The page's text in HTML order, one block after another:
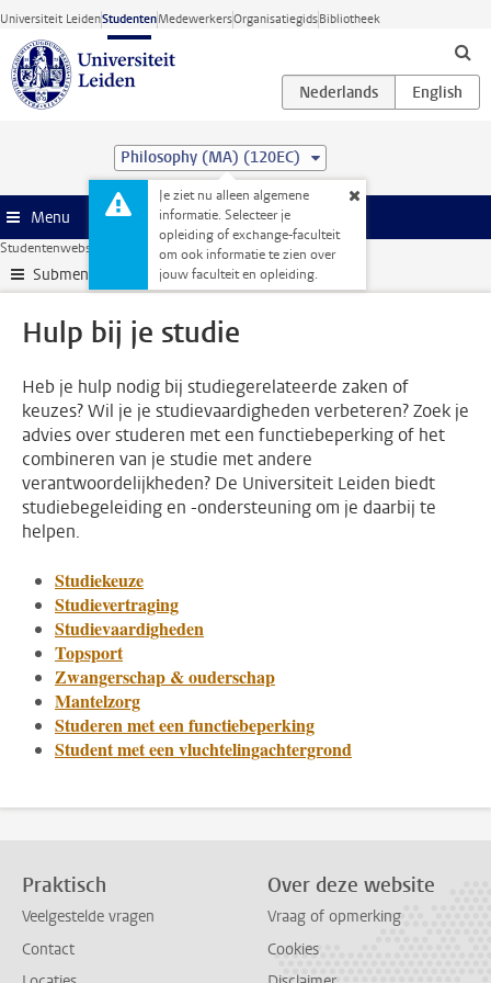
Ga direct naar de inhoud
Universiteit LeidenStudentenMedewerkersOrganisatiegidsBibliotheek
Philosophy (MA) (120EC)
Je ziet nu alleen algemene
informatie. Selecteer je
opleiding of exchange-faculteit
om ook informatie te zien over
jouw faculteit en opleiding.
Menu
Studentenwebsite Ondersteuning Hulp bij je studie
Submenu
Hulp bij je studie
Heb je hulp nodig bij studiegerelateerde zaken of
keuzes? Wil je je studievaardigheden verbeteren? Zoek je
advies over studeren met een functiebeperking of het
combineren van je studie met andere
verantwoordelijkheden? De Universiteit Leiden biedt
studiebegeleiding en -ondersteuning om je daarbij te
helpen.
Studiekeuze
Studievertraging
Studievaardigheden
Topsport
Zwangerschap & ouderschap
Mantelzorg
Studeren met een functiebeperking
Student met een vluchtelingachtergrond
Praktisch
Veelgestelde vragen
Contact
Over deze website
Vraag of opmerking
Cookies